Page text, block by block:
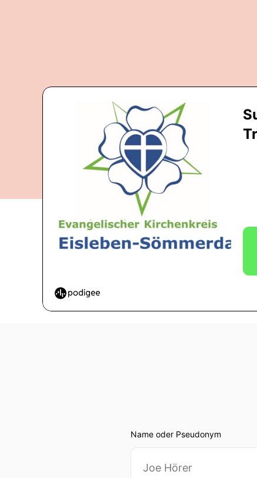
Name oder Pseudonym